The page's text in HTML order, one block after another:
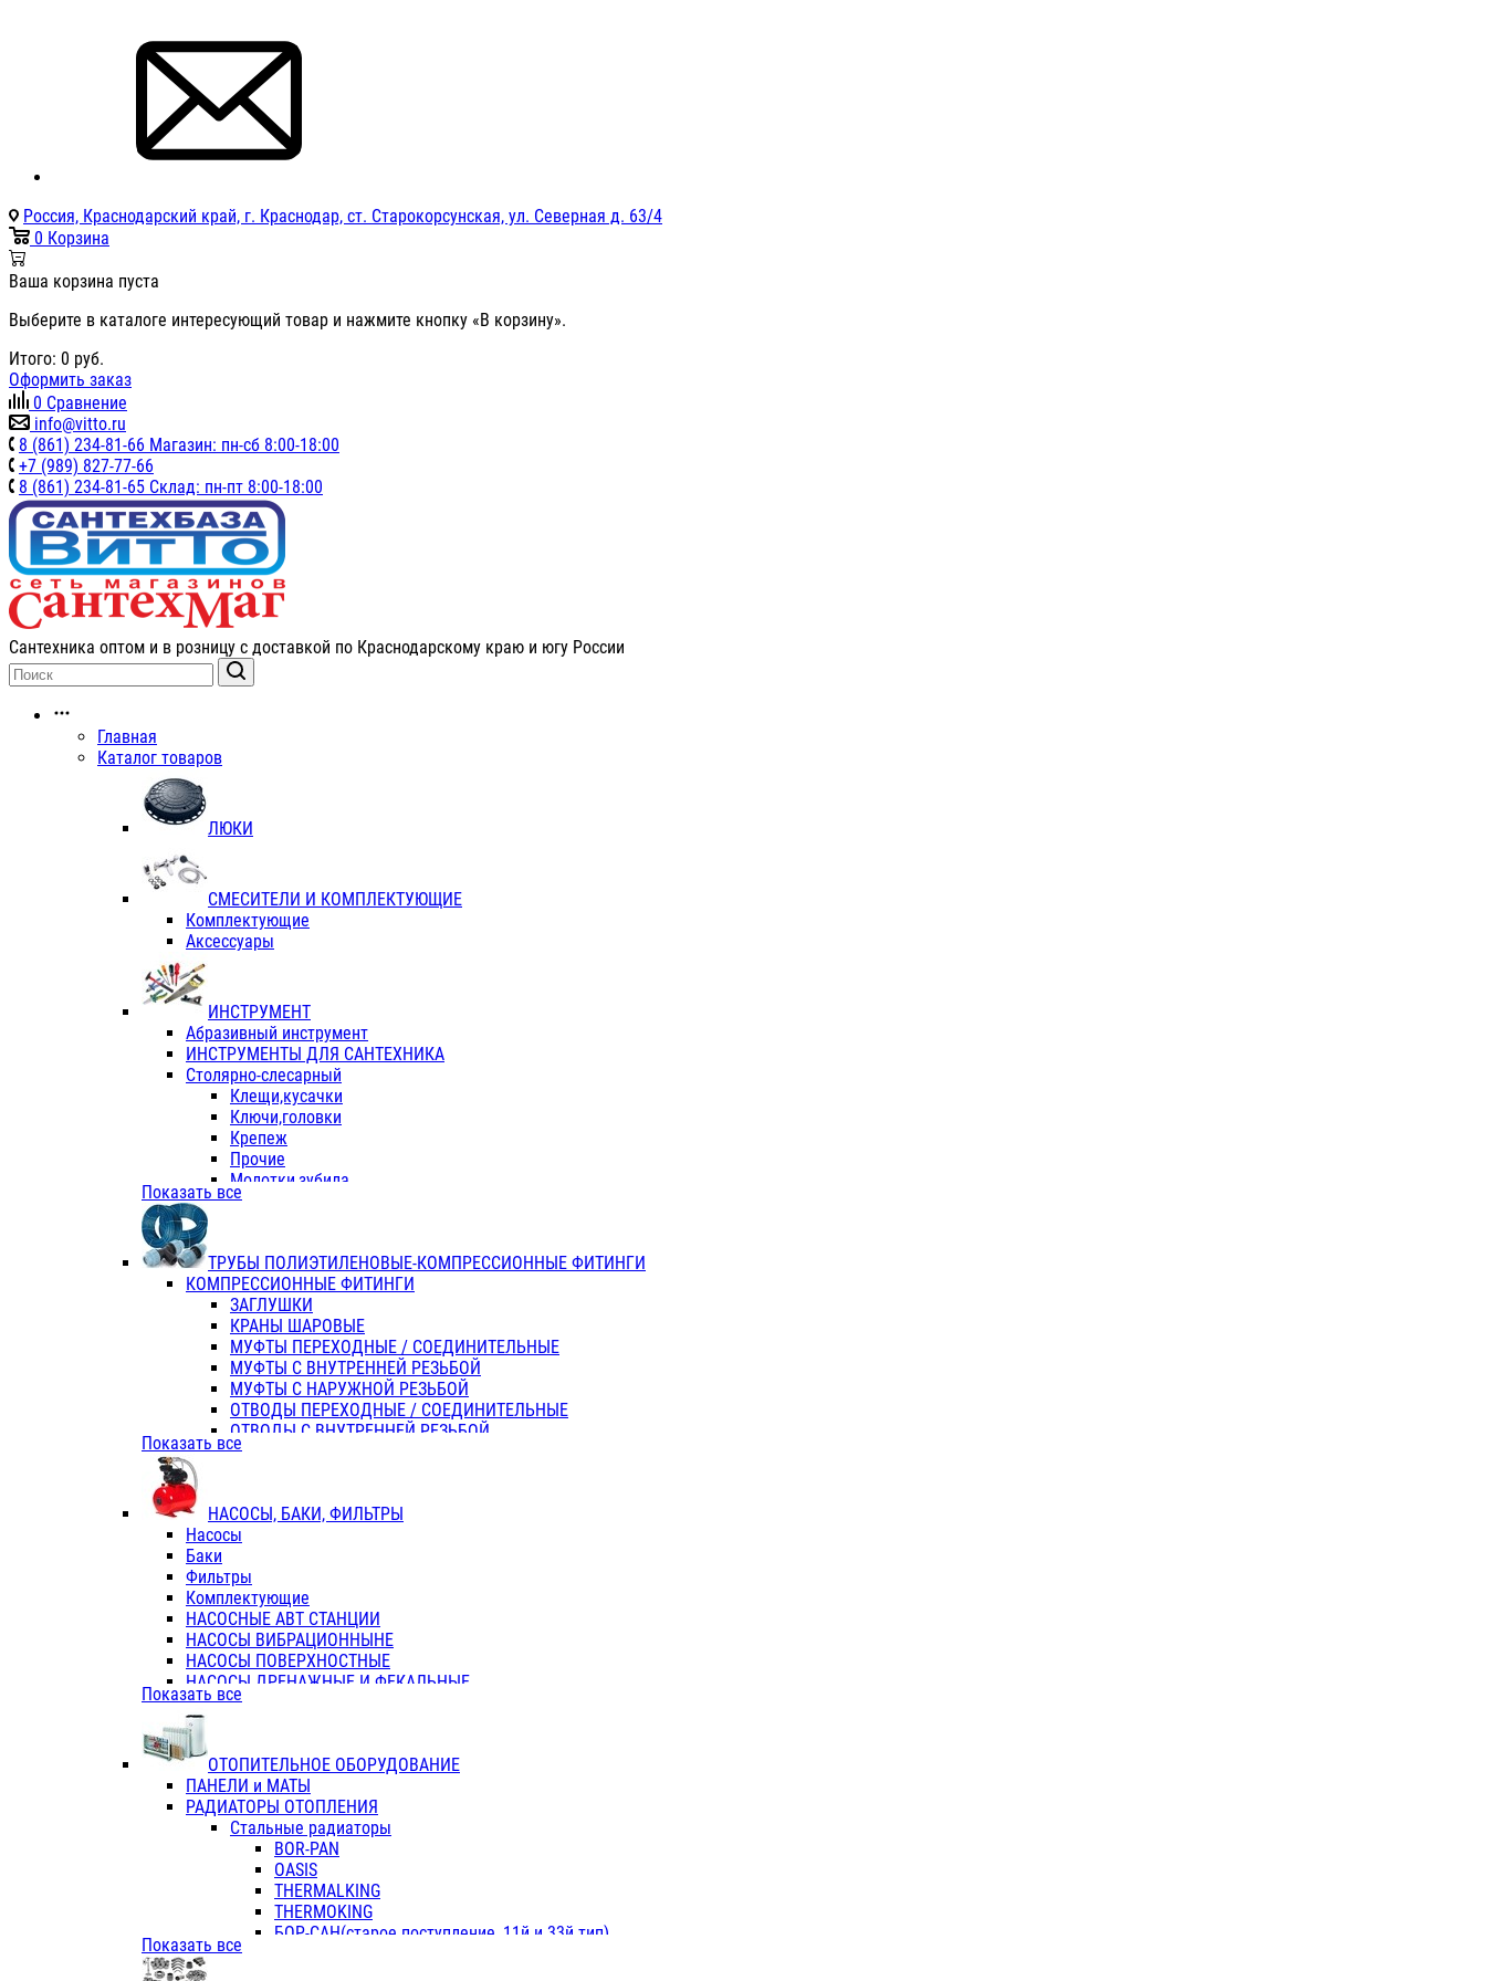
Россия, Краснодарский край, г. Краснодар, ст. Старокорсунская, ул. Северная д. 63/4
0 Корзина
Ваша корзина пуста
Выберите в каталоге интересующий товар и нажмите кнопку «В корзину».
Итого: 0 руб.
Оформить заказ
0 Сравнение
info@vitto.ru
8 (861) 234-81-66 Магазин: пн-сб 8:00-18:00
+7 (989) 827-77-66
8 (861) 234-81-65 Склад: пн-пт 8:00-18:00
Сантехника оптом и в розницу с доставкой по Краснодарскому краю и югу России
Главная
Каталог товаров
ЛЮКИ
СМЕСИТЕЛИ И КОМПЛЕКТУЮЩИЕ
Комплектующие
Аксессуары
ИНСТРУМЕНТ
Абразивный инструмент
ИНСТРУМЕНТЫ ДЛЯ САНТЕХНИКА
Столярно-слесарный
Клещи,кусачки
Ключи,головки
Крепеж
Прочие
Молотки,зубила
Пассатижи,тонкогубцы,утконосы
Отвертки
Хоз. инвентарь
ЭЛ. ИНСТРУМЕНТ OASIS
Показать все
ТРУБЫ ПОЛИЭТИЛЕНОВЫЕ-КОМПРЕССИОННЫЕ ФИТИНГИ
КОМПРЕССИОННЫЕ ФИТИНГИ
ЗАГЛУШКИ
КРАНЫ ШАРОВЫЕ
МУФТЫ ПЕРЕХОДНЫЕ / СОЕДИНИТЕЛЬНЫЕ
МУФТЫ С ВНУТРЕННЕЙ РЕЗЬБОЙ
МУФТЫ С НАРУЖНОЙ РЕЗЬБОЙ
ОТВОДЫ ПЕРЕХОДНЫЕ / СОЕДИНИТЕЛЬНЫЕ
ОТВОДЫ С ВНУТРЕННЕЙ РЕЗЬБОЙ
ОТВОДЫ С НАРУЖНОЙ РЕЗЬБОЙ
ТРОЙНИКИ ПЕРЕХОДНЫЕ / СОЕДИНИТЕЛЬНЫЕ
ТРОЙНИКИ С ВНУТРЕННЕЙ РЕЗЬБОЙ
КОЛЬЦА РЕЗИНОВЫЕ
ТРУБЫ НАПОРНЫЕ
ТРУБЫ ГОФРИРОВАННЫЕ ДВУХСЛ.
ТРУБЫ ПОЛИЭТИЛЕНОВЫЕ
Показать все
НАСОСЫ, БАКИ, ФИЛЬТРЫ
Насосы
Баки
Фильтры
Комплектующие
НАСОСНЫЕ АВТ СТАНЦИИ
НАСОСЫ ВИБРАЦИОННЫНЕ
НАСОСЫ ПОВЕРХНОСТНЫЕ
НАСОСЫ ДРЕНАЖНЫЕ И ФЕКАЛЬНЫЕ
НАСОСЫ ПОВЫСИТ и ЦИРКУЛЯЦИОННЫЕ
НАСОСЫ СКВАЖИННЫЕ
Показать все
ОТОПИТЕЛЬНОЕ ОБОРУДОВАНИЕ
ПАНЕЛИ и МАТЫ
РАДИАТОРЫ ОТОПЛЕНИЯ
Стальные радиаторы
BOR-PAN
OASIS
THERMALKING
THERMOKING
БОР-САН(старое поступление, 11й и 33й тип)
Показать все